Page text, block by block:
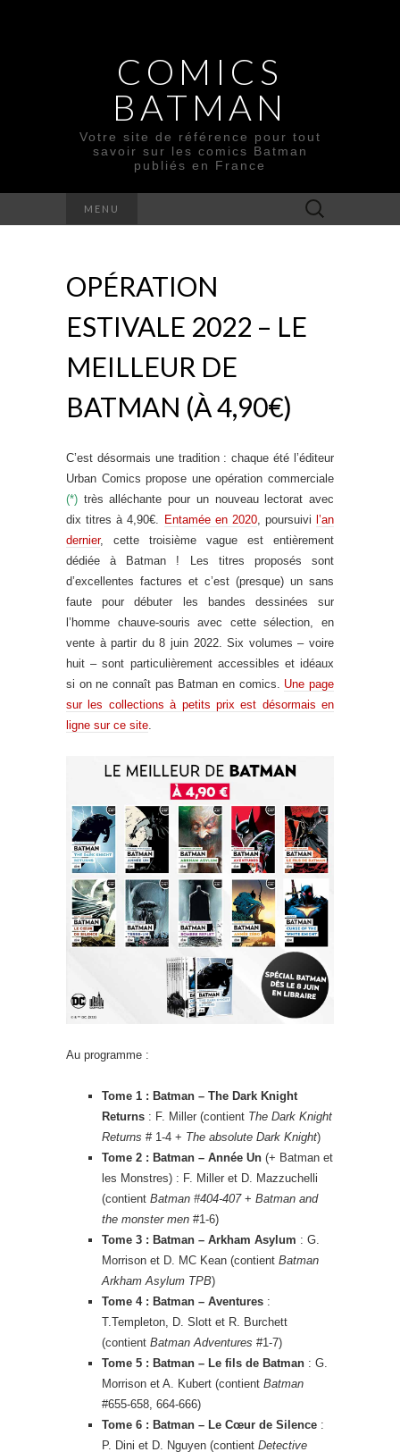
COMICS
BATMAN
Votre site de référence pour tout
savoir sur les comics Batman
publiés en France
MENU Rechercher :
OPÉRATION
ESTIVALE 2022 – LE
MEILLEUR DE
BATMAN (À 4,90€)
C’est désormais une tradition : chaque été l’éditeur
Urban Comics propose une opération commerciale
(*) très alléchante pour un nouveau lectorat avec
dix titres à 4,90€. Entamée en 2020, poursuivi l’an
dernier, cette troisième vague est entièrement
dédiée à Batman ! Les titres proposés sont
d’excellentes factures et c’est (presque) un sans
faute pour débuter les bandes dessinées sur
l’homme chauve-souris avec cette sélection, en
vente à partir du 8 juin 2022. Six volumes – voire
huit – sont particulièrement accessibles et idéaux
si on ne connaît pas Batman en comics. Une page
sur les collections à petits prix est désormais en
ligne sur ce site.
Au programme :
Tome 1 : Batman – The Dark Knight
Returns : F. Miller (contient The Dark Knight
Returns # 1-4 + The absolute Dark Knight)
Tome 2 : Batman – Année Un (+ Batman et
les Monstres) : F. Miller et D. Mazzuchelli
(contient Batman #404-407+ Batman and
the monster men #1-6)
Tome 3 : Batman – Arkham Asylum : G.
Morrison et D. MC Kean (contient Batman
Arkham Asylum TPB)
Tome 4 : Batman – Aventures :
T.Templeton, D. Slott et R. Burchett
(contient Batman Adventures #1-7)
Tome 5 : Batman – Le fils de Batman : G.
Morrison et A. Kubert (contient Batman
#655-658, 664-666)
Tome 6 : Batman – Le Cœur de Silence :
P. Dini et D. Nguyen (contient Detective